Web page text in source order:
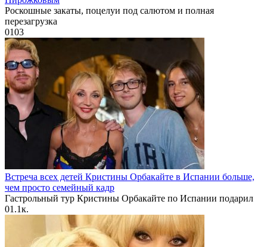
Роскошные закаты, поцелуи под салютом и полная
перезагрузка
0103
Встреча всех детей Кристины Орбакайте в Испании больше,
чем просто семейный кадр
Гастрольный тур Кристины Орбакайте по Испании подарил
01.1к.